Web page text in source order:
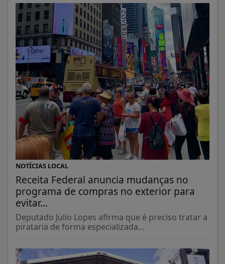
NOTÍCIAS LOCAL
Receita Federal anuncia mudanças no
programa de compras no exterior para
evitar...
Deputado Julio Lopes afirma que é preciso tratar a
pirataria de forma especializada...